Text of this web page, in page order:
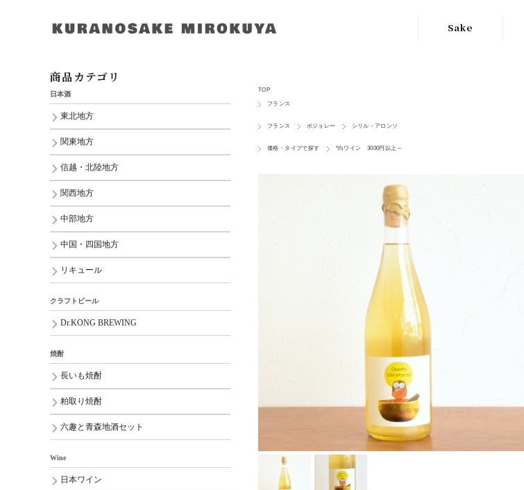
Sake
TOP
フランス
フランス ボジョレー シリル・アロンソ
価格・タイプで探す *白ワイン 3000円以上～
商品カテゴリ
日本酒
東北地方
関東地方
信越・北陸地方
関西地方
中部地方
中国・四国地方
リキュール
クラフトビール
Dr.KONG BREWING
焼酎
長いも焼酎
粕取り焼酎
六趣と青森地酒セット
Wine
日本ワイン